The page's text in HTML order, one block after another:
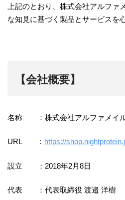
上記のとおり、株式会社アルファ
な知見に基づく製品とサービスを
【会社概要】
名称 ：株式会社アルファメイ
URL ： https://
設立 ：2018年2月8日
代表 ：代表取締役 渡邉 洋樹